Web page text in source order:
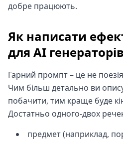
добре працюють.
Як написати
для AI
Гарний промпт – це не
Чим більш детально ви
побачити, тим краще буде
Достатньо одного-двох
предмет (наприклад,